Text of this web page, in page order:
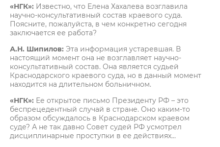
«НГК»: Известно, что Елена Хахалева возглавила
научно-консультативный состав краевого суда.
Поясните, пожалуйста, в чем конкретно сегодня
заключается ее работа?
А.Н. Шипилов: Эта информация устаревшая. В
настоящий момент она не возглавляет научно-
консультативный состав. Она является судьей
Краснодарского краевого суда, но в данный момент
находится на длительном больничном.
«НГК»: Ее открытое письмо Президенту РФ – это
беспрецедентный случай в стране. Оно каким-то
образом обсуждалось в Краснодарском краевом
суде? А не так давно Совет судей РФ усмотрел
дисциплинарные проступки в ее действиях…